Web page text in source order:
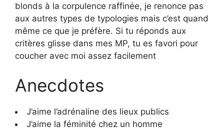
blonds à la corpulence raffinée, je renonce pas
aux autres types de typologies mais c’est quand
même ce que je préfère. Si tu réponds aux
critères glisse dans mes MP, tu es favori pour
coucher avec moi assez facilement
Anecdotes
J’aime l’adrénaline des lieux publics
J’aime la féminité chez un homme